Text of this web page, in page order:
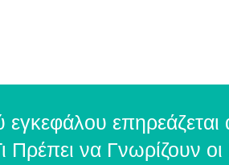
εγκεφάλου
να Γνωρίζουν οι